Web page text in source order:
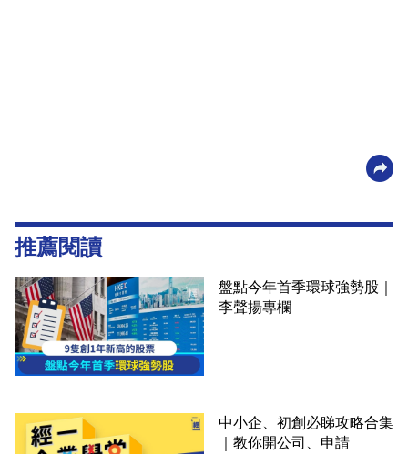
推薦閱讀
盤點今年首季環球強勢股｜
李聲揚專欄
中小企、初創必睇攻略合集
｜教你開公司、申請